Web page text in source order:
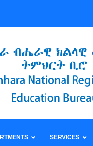
SERVICES